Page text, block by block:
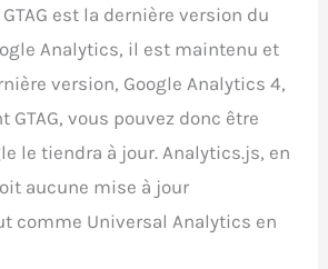
est la dernière version du
Analytics, il est maintenu et
version, Google Analytics 4,
vous pouvez donc être
le tiendra à jour. Analytics.js, en
aucune mise à jour
comme Universal Analytics en